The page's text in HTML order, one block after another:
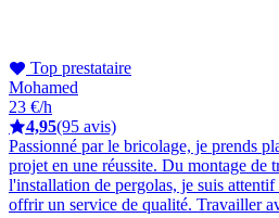
Top prestataire
Mohamed
23 €/h
4,95(95 avis)
Passionné par le bricolage, je prends
projet en une réussite. Du montage de
l'installation de pergolas, je suis
offrir un service de qualité. Travailler